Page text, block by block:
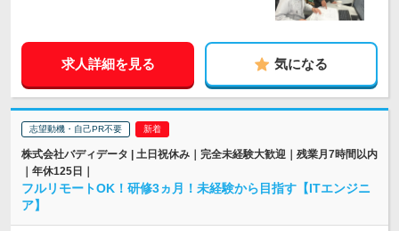
求人詳細を見る 気になる
志望動機・自己PR不要
株式会社バディデータ | 土日祝休み｜完全未経験大歓迎｜残業月7時間以内
｜年休125日｜
フルリモートOK！研修3ヵ月！未経験から目指す【ITエンジニ
ア】